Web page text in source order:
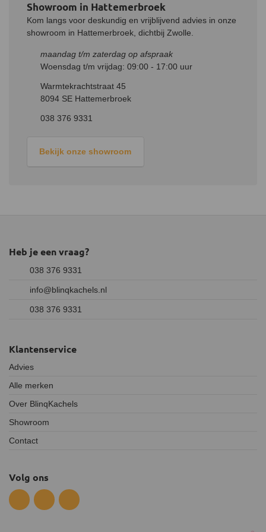
Showroom in Hattemerbroek
Kom langs voor deskundig en vrijblijvend advies in onze
showroom in Hattemerbroek, dichtbij Zwolle.
maandag t/m zaterdag op afspraak
Woensdag t/m vrijdag: 09:00 - 17:00 uur
Warmtekrachtstraat 45
8094 SE Hattemerbroek
038 376 9331
Bekijk onze showroom
Heb je een vraag?
038 376 9331
info@blinqkachels.nl
038 376 9331
Klantenservice
Advies
Alle merken
Over BlinqKachels
Showroom
Contact
Volg ons